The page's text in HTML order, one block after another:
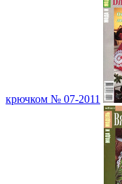
крючком № 07-2011